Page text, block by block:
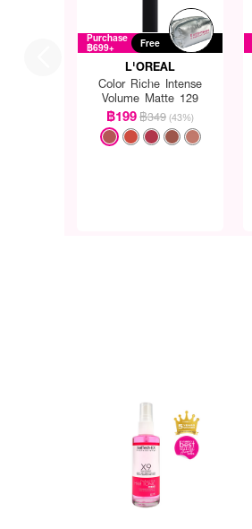
Purchase
฿699+ Free
L'OREAL
Color Riche Intense
Volume Matte 129
฿199฿349 (43%)